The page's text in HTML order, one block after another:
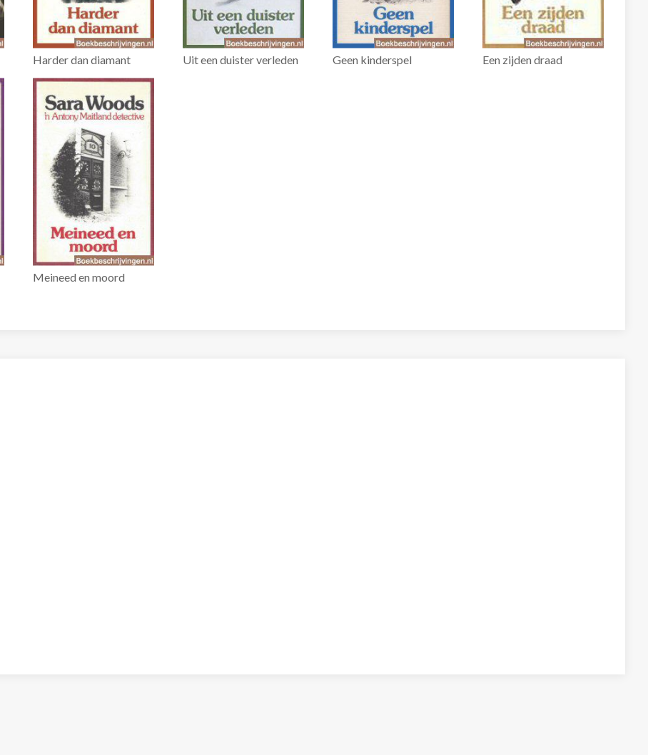
Harder dan diamant Uit een duister verleden Geen kinderspel Een zijden draad
Meineed en moord